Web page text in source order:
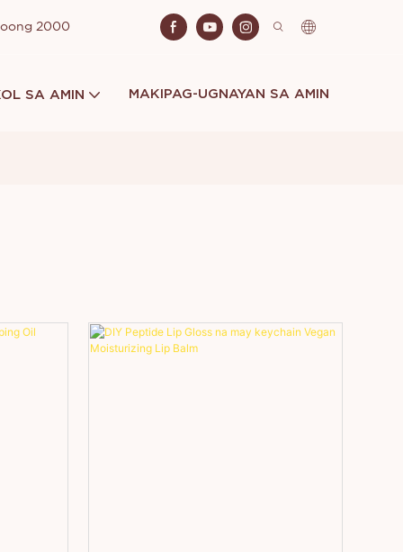
2000
SA AMIN MAKIPAG-UGNAYAN SA AMIN